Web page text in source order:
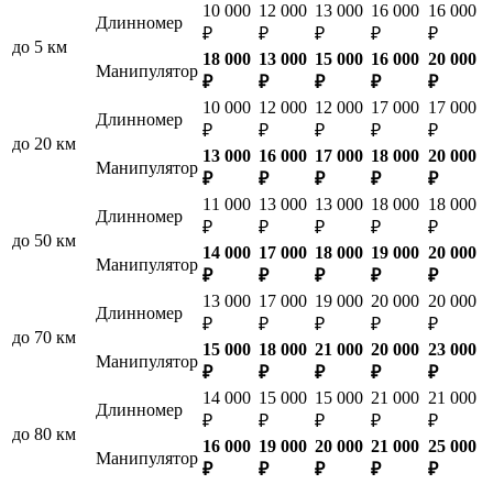
до 5 км
Длинномер
10 000
₽
12 000
₽
13 000
₽
16 000
₽
16 000
₽
Манипулятор
18 000
₽
13 000
₽
15 000
₽
16 000
₽
20 000
₽
до 20 км
Длинномер
10 000
₽
12 000
₽
12 000
₽
17 000
₽
17 000
₽
Манипулятор
13 000
₽
16 000
₽
17 000
₽
18 000
₽
20 000
₽
до 50 км
Длинномер
11 000
₽
13 000
₽
13 000
₽
18 000
₽
18 000
₽
Манипулятор
14 000
₽
17 000
₽
18 000
₽
19 000
₽
20 000
₽
до 70 км
Длинномер
13 000
₽
17 000
₽
19 000
₽
20 000
₽
20 000
₽
Манипулятор
15 000
₽
18 000
₽
21 000
₽
20 000
₽
23 000
₽
до 80 км
Длинномер
14 000
₽
15 000
₽
15 000
₽
21 000
₽
21 000
₽
Манипулятор
16 000
₽
19 000
₽
20 000
₽
21 000
₽
25 000
₽